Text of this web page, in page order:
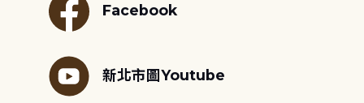
Facebook
新北市圖Youtube